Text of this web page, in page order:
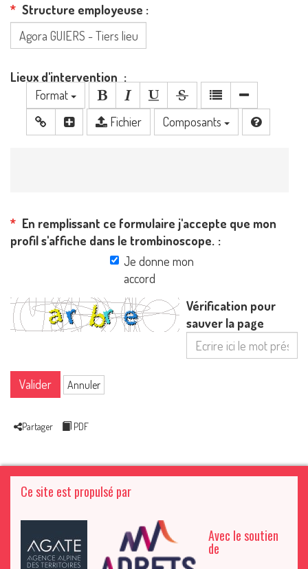
Structure employeuse
Lieux d'intervention
Format
Fichier
Composants
En remplissant ce formulaire j'accepte que mon
profil s'affiche dans le trombinoscope.
Je donne mon
accord
Vérification pour
sauver la page
Valider Annuler
Partager PDF
Ce site est propulsé par
Avec le soutien
de